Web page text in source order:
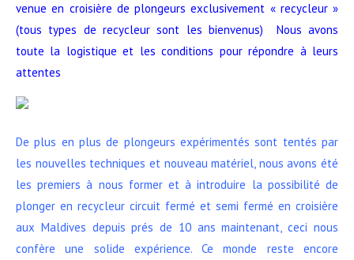
venue en croisière de plongeurs exclusivement « recycleur »
(tous types de recycleur sont les bienvenus) Nous avons
toute la logistique et les conditions pour répondre à leurs
attentes
De plus en plus de plongeurs expérimentés sont tentés par
les nouvelles techniques et nouveau matériel, nous avons été
les premiers à nous former et à introduire la possibilité de
plonger en recycleur circuit fermé et semi fermé en croisière
aux Maldives depuis prés de 10 ans maintenant, ceci nous
confère une solide expérience. Ce monde reste encore